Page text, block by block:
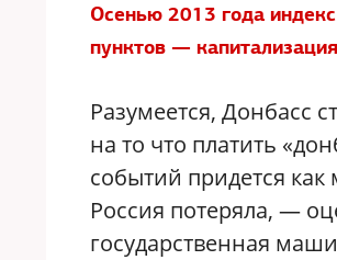
Осенью 2013 года
пунктов —
Разумеется, Донбасс
на то что платить
событий придется
Россия потеряла, —
государственная